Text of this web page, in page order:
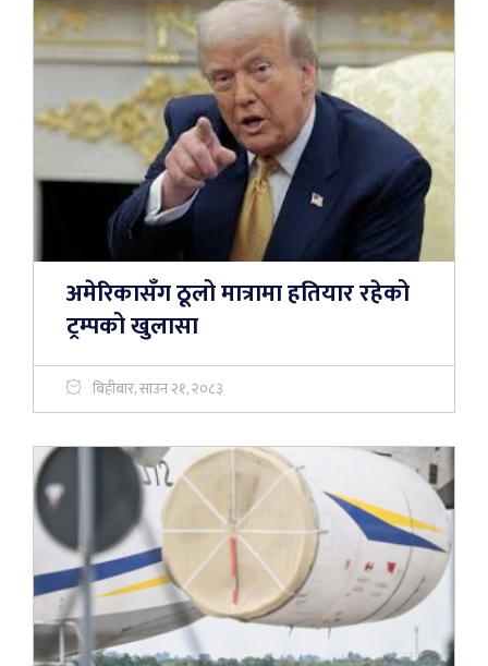
अमेरिकासँग ठूलो मात्रामा हतियार रहेको
ट्रम्पको खुलासा
बिहीबार, साउन २१, २०८३